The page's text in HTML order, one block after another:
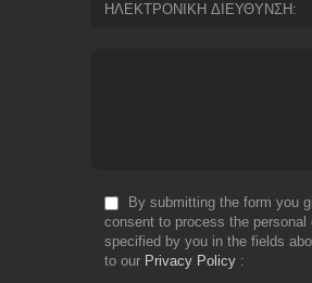
ΗΛΕΚΤΡΟΝΙΚΗ ΔΙΕΥΘΥΝΣΗ
By submitting the form you
consent to process the personal
specified by you in the fields
to our Privacy Policy